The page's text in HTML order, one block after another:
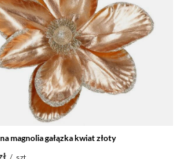
magnolia gałązka kwiat złoty